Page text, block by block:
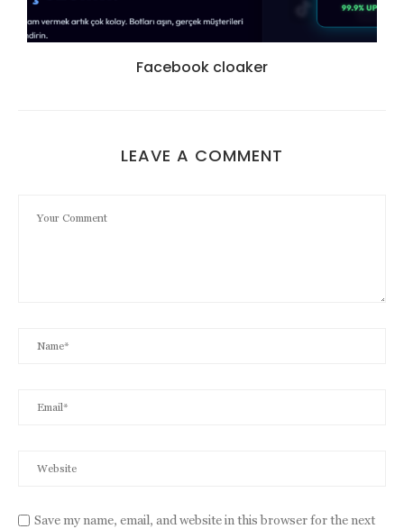
Facebook cloaker
LEAVE A COMMENT
Save my name, email, and website in this browser for the next